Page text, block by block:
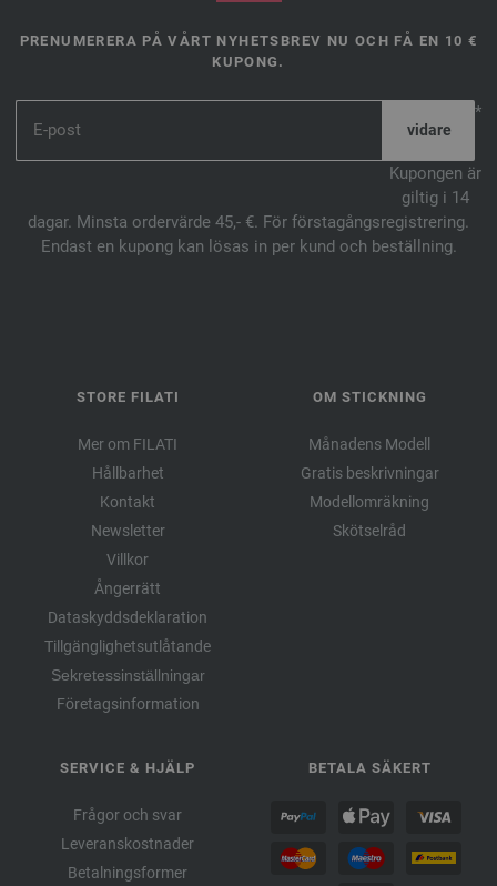
PRENUMERERA PÅ VÅRT NYHETSBREV NU OCH FÅ EN 10 €
KUPONG.
*
Kupongen är
giltig i 14
dagar. Minsta ordervärde 45,- €. För förstagångsregistrering.
Endast en kupong kan lösas in per kund och beställning.
STORE FILATI
Mer om FILATI
Hållbarhet
Kontakt
Newsletter
Villkor
Ångerrätt
Dataskyddsdeklaration
Tillgänglighetsutlåtande
Sekretessinställningar
Företagsinformation
OM STICKNING
Månadens Modell
Gratis beskrivningar
Modellomräkning
Skötselråd
SERVICE & HJÄLP
Frågor och svar
Leveranskostnader
Betalningsformer
BETALA SÄKERT